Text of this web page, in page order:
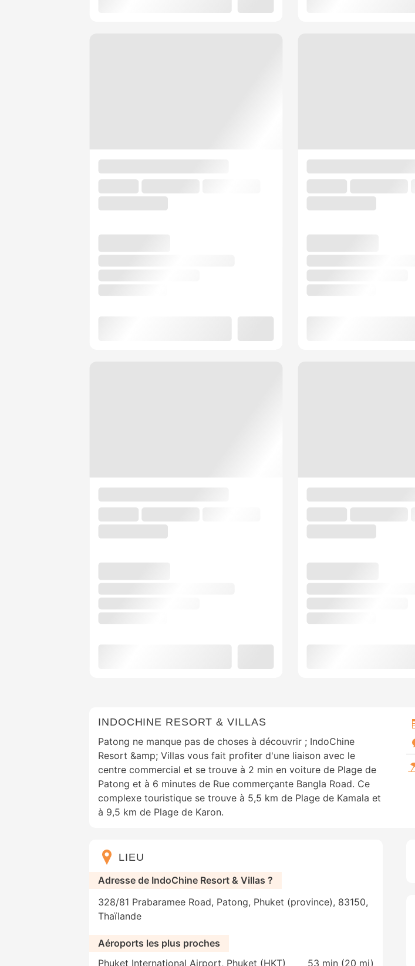
INDOCHINE RESORT & VILLAS
Patong ne manque pas de choses à découvrir ; IndoChine
Resort &amp; Villas vous fait profiter d'une liaison avec le
centre commercial et se trouve à 2 min en voiture de Plage de
Patong et à 6 minutes de Rue commerçante Bangla Road. Ce
complexe touristique se trouve à 5,5 km de Plage de Kamala et
à 9,5 km de Plage de Karon.
LIEU
Adresse de IndoChine Resort & Villas ?
328/81 Prabaramee Road, Patong, Phuket (province), 83150,
Thaïlande
Aéroports les plus proches
Phuket International Airport, Phuket (HKT)
53 min (20 mi)